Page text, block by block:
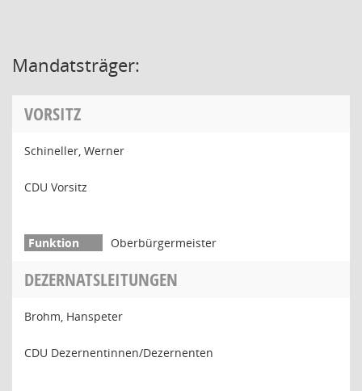
Mandatsträger:
VORSITZ
Schineller, Werner
CDU Vorsitz
Oberbürgermeister
DEZERNATSLEITUNGEN
Brohm, Hanspeter
CDU Dezernentinnen/Dezernenten